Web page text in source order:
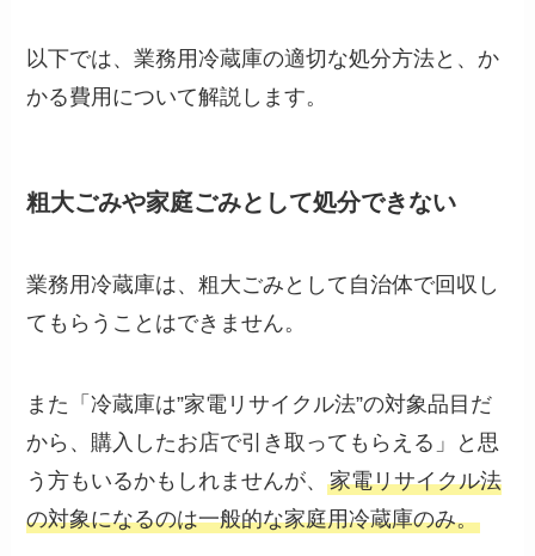
以下では、業務用冷蔵庫の適切な処分方法と、か
かる費用について解説します。
粗大ごみや家庭ごみとして処分できない
業務用冷蔵庫は、粗大ごみとして自治体で回収し
てもらうことはできません。
また「冷蔵庫は”家電リサイクル法”の対象品目だ
から、購入したお店で引き取ってもらえる」と思
う方もいるかもしれませんが、家電リサイクル法
の対象になるのは一般的な家庭用冷蔵庫のみ。